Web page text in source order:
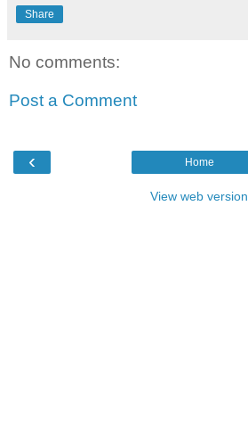
Share
No comments:
Post a Comment
‹ Home
View web version